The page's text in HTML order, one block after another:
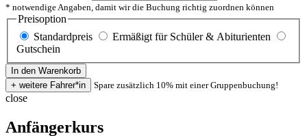
* notwendige Angaben, damit wir die Buchung richtig zuordnen können
Preisoption
Standardpreis
Ermäßigt für Schüler & Abiturienten
Gutschein
Spare zusätzlich 10% mit einer Gruppenbuchung!
close
Anfängerkurs